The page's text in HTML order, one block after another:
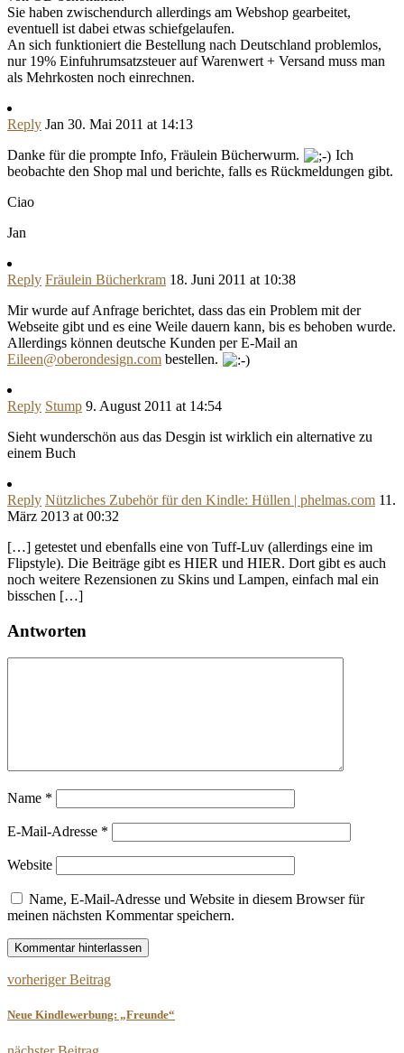
Sie haben zwischendurch allerdings am Webshop gearbeitet,
eventuell ist dabei etwas schiefgelaufen.
An sich funktioniert die Bestellung nach Deutschland problemlos,
nur 19% Einfuhrumsatzsteuer auf Warenwert + Versand muss man
als Mehrkosten noch einrechnen.
Reply Jan 30. Mai 2011 at 14:13
Danke für die prompte Info, Fräulein Bücherwurm.
Ich
beobachte den Shop mal und berichte, falls es Rückmeldungen gibt.
Ciao
Jan
Reply Fräulein Bücherkram 18. Juni 2011 at 10:38
Mir wurde auf Anfrage berichtet, dass das ein Problem mit der
Webseite gibt und es eine Weile dauern kann, bis es behoben wurde.
Allerdings können deutsche Kunden per E-Mail an
Eileen@oberondesign.com bestellen.
Reply Stump 9. August 2011 at 14:54
Sieht wunderschön aus das Desgin ist wirklich ein alternative zu
einem Buch
Reply Nützliches Zubehör für den Kindle: Hüllen | phelmas.com 11.
März 2013 at 00:32
[…] getestet und ebenfalls eine von Tuff-Luv (allerdings eine im
Flipstyle). Die Beiträge gibt es HIER und HIER. Dort gibt es auch
noch weitere Rezensionen zu Skins und Lampen, einfach mal ein
bisschen […]
Antworten
Name *
E-Mail-Adresse *
Website
Name, E-Mail-Adresse und Website in diesem Browser für
meinen nächsten Kommentar speichern.
vorheriger Beitrag
Neue Kindlewerbung: „Freunde“